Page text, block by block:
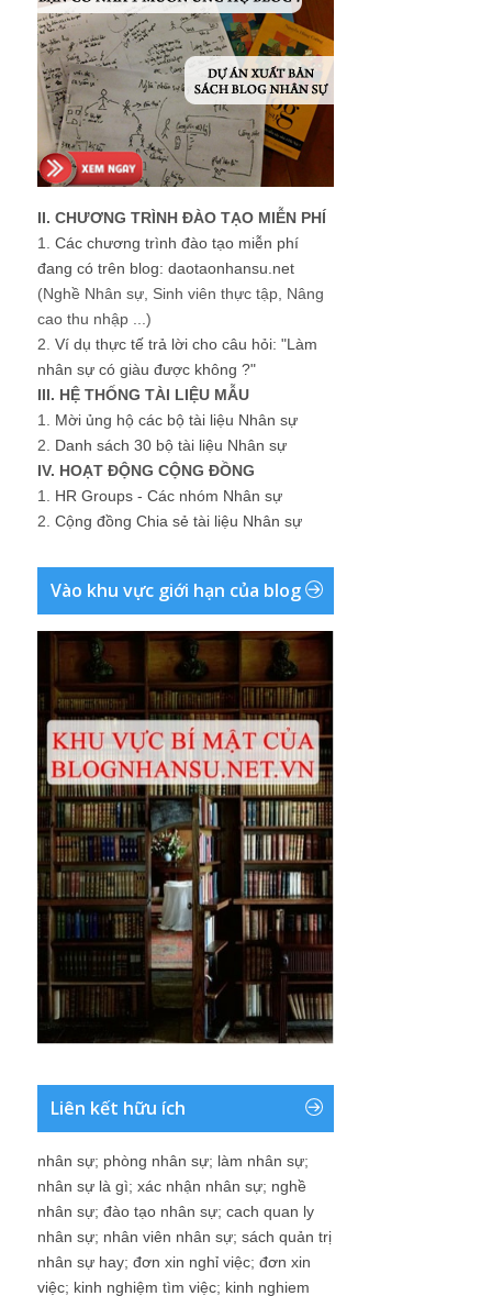
II. CHƯƠNG TRÌNH ĐÀO TẠO MIỄN PHÍ
1. Các chương trình đào tạo miễn phí
đang có trên blog: daotaonhansu.net
(Nghề Nhân sự, Sinh viên thực tập, Nâng
cao thu nhập ...)
2. Ví dụ thực tế trả lời cho câu hỏi: "Làm
nhân sự có giàu được không ?"
III. HỆ THỐNG TÀI LIỆU MẪU
1. Mời ủng hộ các bộ tài liệu Nhân sự
2. Danh sách 30 bộ tài liệu Nhân sự
IV. HOẠT ĐỘNG CỘNG ĐỒNG
1. HR Groups - Các nhóm Nhân sự
2. Cộng đồng Chia sẻ tài liệu Nhân sự
Vào khu vực giới hạn của blog
Liên kết hữu ích
nhân sự; phòng nhân sự; làm nhân sự;
nhân sự là gì; xác nhận nhân sự; nghề
nhân sự; đào tạo nhân sự; cach quan ly
nhân sự; nhân viên nhân sự; sách quản trị
nhân sự hay; đơn xin nghỉ việc; đơn xin
việc; kinh nghiệm tìm việc; kinh nghiem